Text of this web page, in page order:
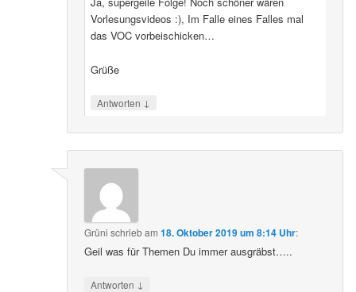
Vorlesungsvideos :), Im Falle eines Falles mal
das VOC vorbeischicken…
Grüße
Antworten ↓
Grüni schriebam18. Oktober 2019 um 8:14 Uhr:
Geil was für Themen Du immer ausgräbst…..
Antworten ↓